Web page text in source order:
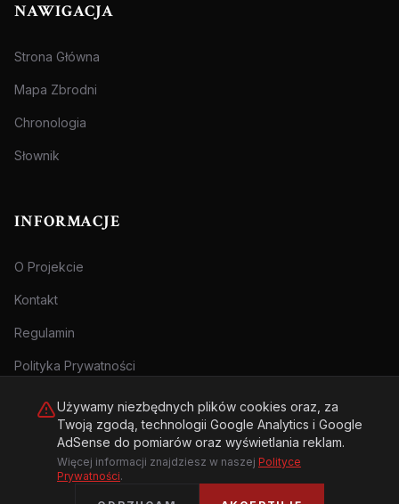
NAWIGACJA
Strona Główna
Mapa Zbrodni
Chronologia
Słownik
INFORMACJE
O Projekcie
Kontakt
Regulamin
Polityka Prywatności
© 2026 Archiwum Zbrodni - zly.com.pl. Wszelkie prawa zastrzeżone.
Treści przeznaczone dla osób pełnoletnich.
Używamy niezbędnych plików cookies oraz, za
Twoją zgodą, technologii Google Analytics i Google
AdSense do pomiarów oraz wyświetlania reklam.
Więcej informacji znajdziesz w naszej Polityce
Prywatności.